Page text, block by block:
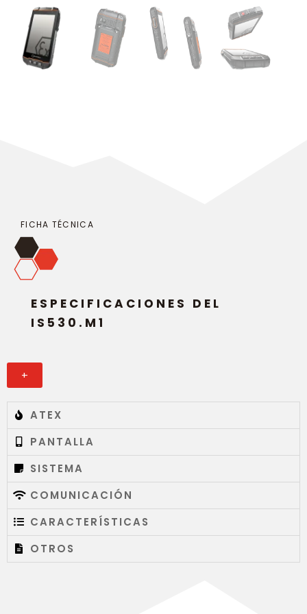
FICHA TÉCNICA
ESPECIFICACIONES DEL
IS530.M1
ATEX
PANTALLA
SISTEMA
COMUNICACIÓN
CARACTERÍSTICAS
OTROS